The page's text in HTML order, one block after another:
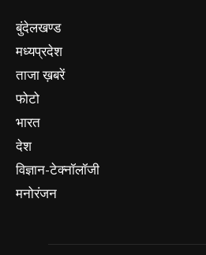
बुंदेलखण्ड
मध्यप्रदेश
ताजा ख़बरें
फोटो
भारत
देश
विज्ञान-टेक्नॉलॉजी
मनोरंजन